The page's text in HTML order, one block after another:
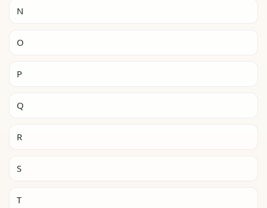
N
O
P
Q
R
S
T